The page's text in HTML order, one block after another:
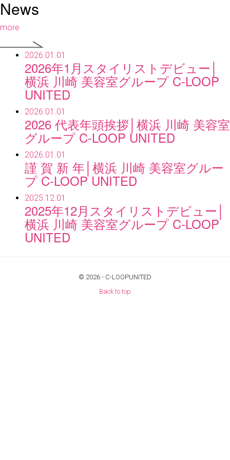
News
more
2026.01.01
2026年1月スタイリストデビュー│
横浜 川崎 美容室グループ C-LOOP
UNITED
2026.01.01
2026 代表年頭挨拶│横浜 川崎 美容室
グループ C-LOOP UNITED
2026.01.01
謹 賀 新 年│横浜 川崎 美容室グルー
プ C-LOOP UNITED
2025.12.01
2025年12月スタイリストデビュー│
横浜 川崎 美容室グループ C-LOOP
UNITED
© 2026 - C-LOOPUNITED
Back to top